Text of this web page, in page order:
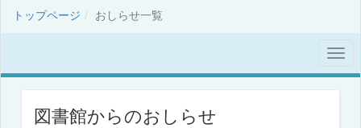
トップページ おしらせ一覧
図書館からのおしらせ